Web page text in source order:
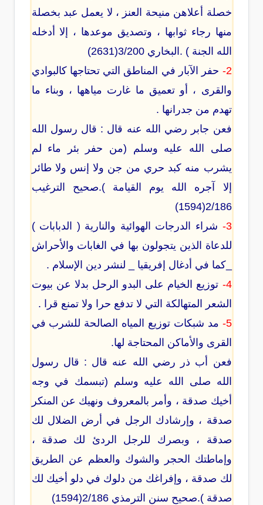
خصلة أعلاهن منيحة العنز ، لا يعمل عبد بخصلة
منها رجاء ثوابها ، وتصديق موعدها ، إلا أدخله
الله الجنة ) .البخاري 3/200(2631)
2-
حفر الآبار في المناطق التي تحتاجها كالبوادي
والقرى ، أو تعميق ما غارت مياهها ، وبناء ما
تهدم من جدرانها .
فعن جابر رضي الله عنه قال : قال رسول الله
صلى الله عليه وسلم (من حفر بئر ماء لم
يشرب منه كبد حري من جن ولا إنس ولا طائر
إلا آجره الله يوم القيامة ).صحيح الترغيب
2/186(1594)
3-
شراء الدرجات الهوائية والنارية ( الدبابات )
للدعاة الذين يتجولون بها في الغابات والأحراش
_كما في أدغال إفريقيا _ لنشر دين الإسلام .
4-
توزيع الخيام على البدو الرحل بدلا عن بيوت
الشعر المتهالكة التي لا تدفع حرا ولا تمنع قرا .
5-
مد شبكات توزيع المياه الصالحة للشرب في
القرى والأماكن المحتاجة لها.
فعن أب ذر رضي الله عنه قال : قال رسول
الله صلى الله عليه وسلم (تبسمك في وجه
أخيك صدقة ، وأمر بالمعروف ونهيك عن المنكر
صدقة ، وإرشادك الرجل في أرض الضلال لك
صدقة ، وبصرك للرجل الردئ لك صدقة ،
وإماطتك الحجر والشوك والعظم عن الطريق
لك صدقة ، وإفراغك من دلوك في دلو أخيك لك
صدقة ).صحيح سنن الترمذي 2/186(1594)